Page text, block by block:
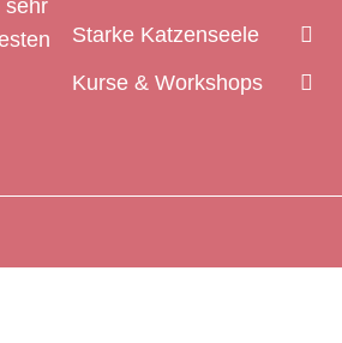
sehr
Starke Katzenseele
Kurse & Workshops